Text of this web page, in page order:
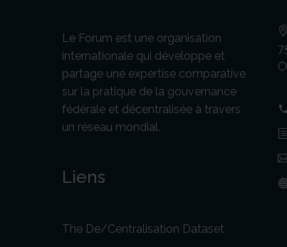
Le Forum est une organisation
internationale qui développe et
partage une expertise comparative
sur la pratique de la gouvernance
fédérale et décentralisée à travers
un réseau mondial.
Liens
The De/Centralisation Dataset